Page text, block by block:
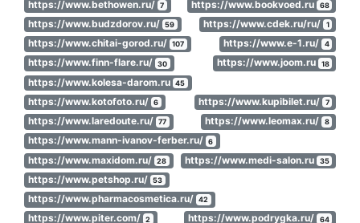
https://www.bethowen.ru/ 7 https://www.bookvoed.ru 68
https://www.budzdorov.ru/ 59 https://www.cdek.ru/ru/ 1
https://www.chitai-gorod.ru/ 107 https://www.e-1.ru/ 4
https://www.finn-flare.ru/ 30 https://www.joom.ru 18
https://www.kolesa-darom.ru 45
https://www.kotofoto.ru/ 6 https://www.kupibilet.ru/ 7
https://www.laredoute.ru/ 77 https://www.leomax.ru/ 8
https://www.mann-ivanov-ferber.ru/ 6
https://www.maxidom.ru/ 28 https://www.medi-salon.ru 35
https://www.petshop.ru/ 53
https://www.pharmacosmetica.ru/ 42
https://www.piter.com/ 2 https://www.podrygka.ru/ 64